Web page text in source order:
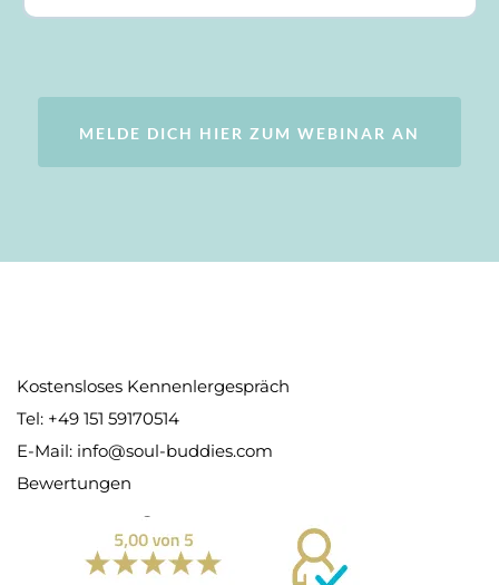
MELDE DICH HIER ZUM WEBINAR AN
Kostensloses Kennenlergespräch
Tel: +49 151 59170514
E-Mail: info@soul-buddies.com
Bewertungen